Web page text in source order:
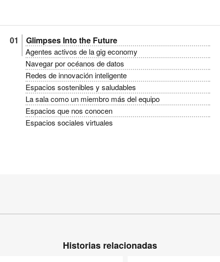
Glimpses Into the Future
Agentes activos de la gig economy
Navegar por océanos de datos
Redes de innovación inteligente
Espacios sostenibles y saludables
La sala como un miembro más del equipo
Espacios que nos conocen
Espacios sociales virtuales
Historias relacionadas